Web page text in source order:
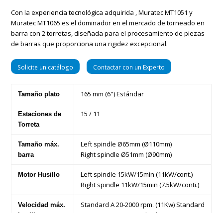
Con la experiencia tecnológica adquirida , Muratec MT1051 y
Muratec MT1065 es el dominador en el mercado de torneado en
barra con 2 torretas, diseñada para el procesamiento de piezas
de barras que proporciona una rigidez excepcional.
Solicite un catálogo Contactar con un Experto
Tamaño plato 165 mm (6") Estándar
Estaciones de
Torreta
15 / 11
Tamaño máx.
barra
Left spindle Ø65mm (Ø110mm)
Right spindle Ø51mm (Ø90mm)
Motor Husillo
Left spindle 15kW/15min (11kW/cont.)
Right spindle 11kW/15min (7.5kW/conti.)
Velocidad máx.
Standard A 20-2000 rpm. (11Kw) Standard